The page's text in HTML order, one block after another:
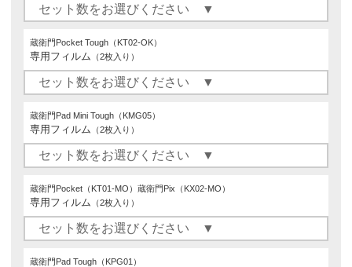
蔵衛門Pocket Tough（KT02-OK）
専用フィルム （2枚入り）
蔵衛門Pad Mini Tough（KMG05）
専用フィルム （2枚入り）
蔵衛門Pocket（KT01-MO）蔵衛門Pix（KX02-MO）
専用フィルム （2枚入り）
蔵衛門Pad Tough（KPG01）